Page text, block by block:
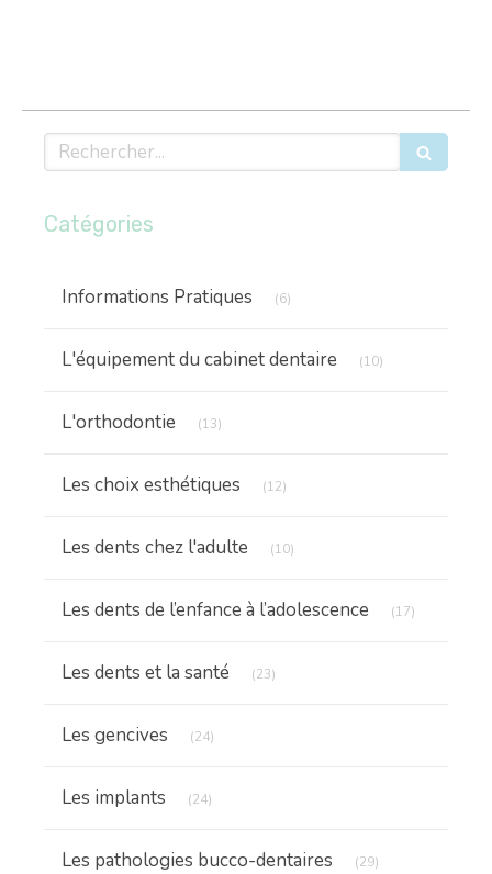
Rechercher
Catégories
Informations Pratiques (6)
L'équipement du cabinet dentaire (10)
L'orthodontie (13)
Les choix esthétiques (12)
Les dents chez l'adulte (10)
Les dents de l’enfance à l’adolescence (17)
Les dents et la santé (23)
Les gencives (24)
Les implants (24)
Les pathologies bucco-dentaires (29)